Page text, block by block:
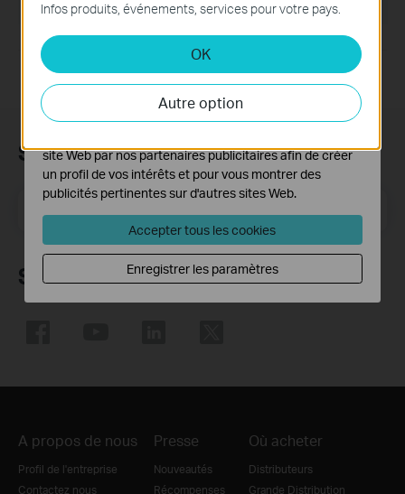
Système d'Exploitation: Win10_Win11
Subscription
E-mail S'enregistrer
Suivez nous
A propos de nous
Profil de l'entreprise
Contactez nous
Presse
Nouveautés
Récompenses
Où acheter
Distributeurs
Grande Distribution
Infos produits, événements, services pour votre pays.
OK
Autre option
systèmes.
Cookies d'analyse et marketing
Les cookies d'analyse nous permettent d'analyser vos
activités sur notre site Web pour améliorer et ajuster les
fonctionnalités de notre site Web.
site Web par nos partenaires publicitaires afin de créer
un profil de vos intérêts et pour vous montrer des
publicités pertinentes sur d'autres sites Web.
Accepter tous les cookies
Enregistrer les paramètres